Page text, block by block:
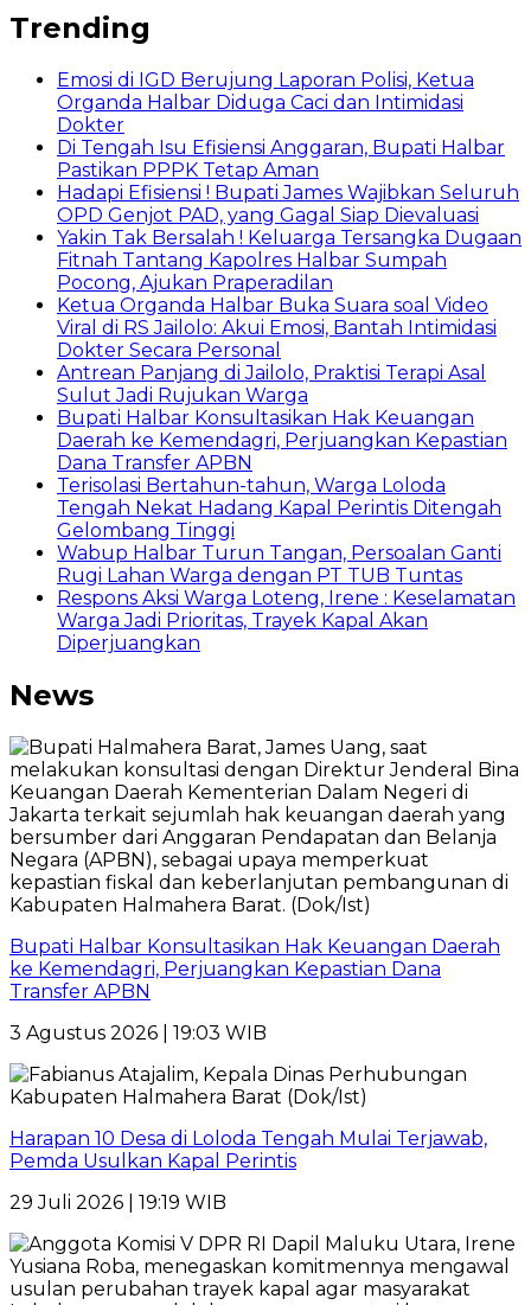
Trending
Emosi di IGD Berujung Laporan Polisi, Ketua
Organda Halbar Diduga Caci dan Intimidasi
Dokter
Di Tengah Isu Efisiensi Anggaran, Bupati Halbar
Pastikan PPPK Tetap Aman
Hadapi Efisiensi ! Bupati James Wajibkan Seluruh
OPD Genjot PAD, yang Gagal Siap Dievaluasi
Yakin Tak Bersalah ! Keluarga Tersangka Dugaan
Fitnah Tantang Kapolres Halbar Sumpah
Pocong, Ajukan Praperadilan
Ketua Organda Halbar Buka Suara soal Video
Viral di RS Jailolo: Akui Emosi, Bantah Intimidasi
Dokter Secara Personal
Antrean Panjang di Jailolo, Praktisi Terapi Asal
Sulut Jadi Rujukan Warga
Bupati Halbar Konsultasikan Hak Keuangan
Daerah ke Kemendagri, Perjuangkan Kepastian
Dana Transfer APBN
Terisolasi Bertahun-tahun, Warga Loloda
Tengah Nekat Hadang Kapal Perintis Ditengah
Gelombang Tinggi
Wabup Halbar Turun Tangan, Persoalan Ganti
Rugi Lahan Warga dengan PT TUB Tuntas
Respons Aksi Warga Loteng, Irene : Keselamatan
Warga Jadi Prioritas, Trayek Kapal Akan
Diperjuangkan
News
Bupati Halbar Konsultasikan Hak Keuangan Daerah
ke Kemendagri, Perjuangkan Kepastian Dana
Transfer APBN
3 Agustus 2026 | 19:03 WIB
Harapan 10 Desa di Loloda Tengah Mulai Terjawab,
Pemda Usulkan Kapal Perintis
29 Juli 2026 | 19:19 WIB